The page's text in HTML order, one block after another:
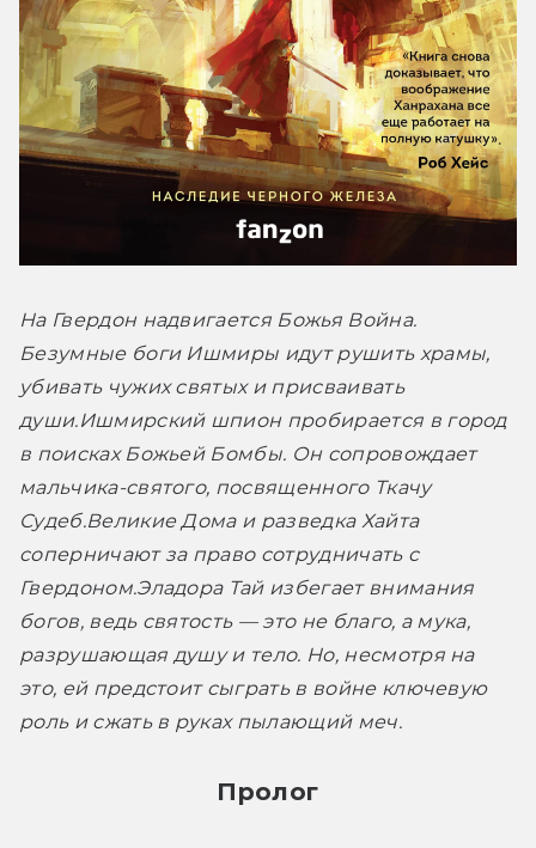
На Гвердон надвигается Божья Война.
Безумные боги Ишмиры идут рушить храмы,
убивать чужих святых и присваивать
души.Ишмирский шпион пробирается в город
в поисках Божьей Бомбы. Он сопровождает
мальчика-святого, посвященного Ткачу
Судеб.Великие Дома и разведка Хайта
соперничают за право сотрудничать с
Гвердоном.Эладора Тай избегает внимания
богов, ведь святость — это не благо, а мука,
разрушающая душу и тело. Но, несмотря на
это, ей предстоит сыграть в войне ключевую
роль и сжать в руках пылающий меч.
Пролог